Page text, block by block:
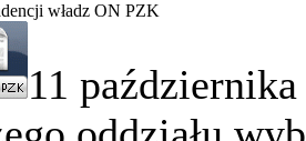
władz ON PZK
11